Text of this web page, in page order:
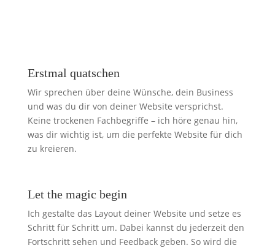
Erstmal quatschen
Wir sprechen über deine Wünsche, dein Business
und was du dir von deiner Website versprichst.
Keine trockenen Fachbegriffe – ich höre genau hin,
was dir wichtig ist, um die perfekte Website für dich
zu kreieren.
Let the magic begin
Ich gestalte das Layout deiner Website und setze es
Schritt für Schritt um. Dabei kannst du jederzeit den
Fortschritt sehen und Feedback geben. So wird die